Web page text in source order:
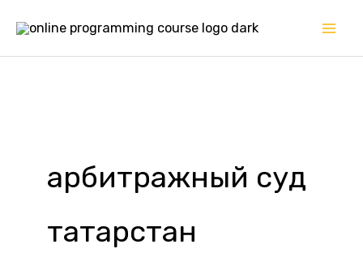
содержимому
арбитражный суд
татарстан